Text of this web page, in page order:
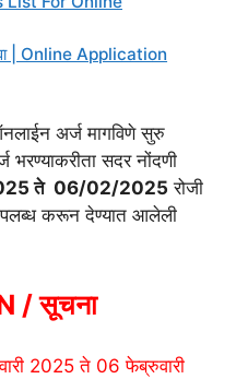
| Online Application
अर्ज मागविणे सुरु
सदर नोंदणी
ते 06/02/2025 रोजी
करून देण्यात आलेली
/ सूचना
2025 ते 06 फेब्रुवारी